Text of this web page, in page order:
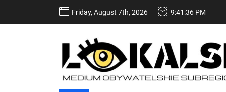
Friday, August 7th, 2026 9:41:36 PM